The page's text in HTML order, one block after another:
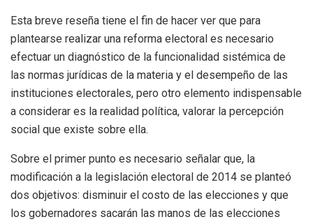
Esta breve reseña tiene el fin de hacer ver que para
plantearse realizar una reforma electoral es necesario
efectuar un diagnóstico de la funcionalidad sistémica de
las normas jurídicas de la materia y el desempeño de las
instituciones electorales, pero otro elemento indispensable
a considerar es la realidad política, valorar la percepción
social que existe sobre ella.
Sobre el primer punto es necesario señalar que, la
modificación a la legislación electoral de 2014 se planteó
dos objetivos: disminuir el costo de las elecciones y que
los gobernadores sacarán las manos de las elecciones